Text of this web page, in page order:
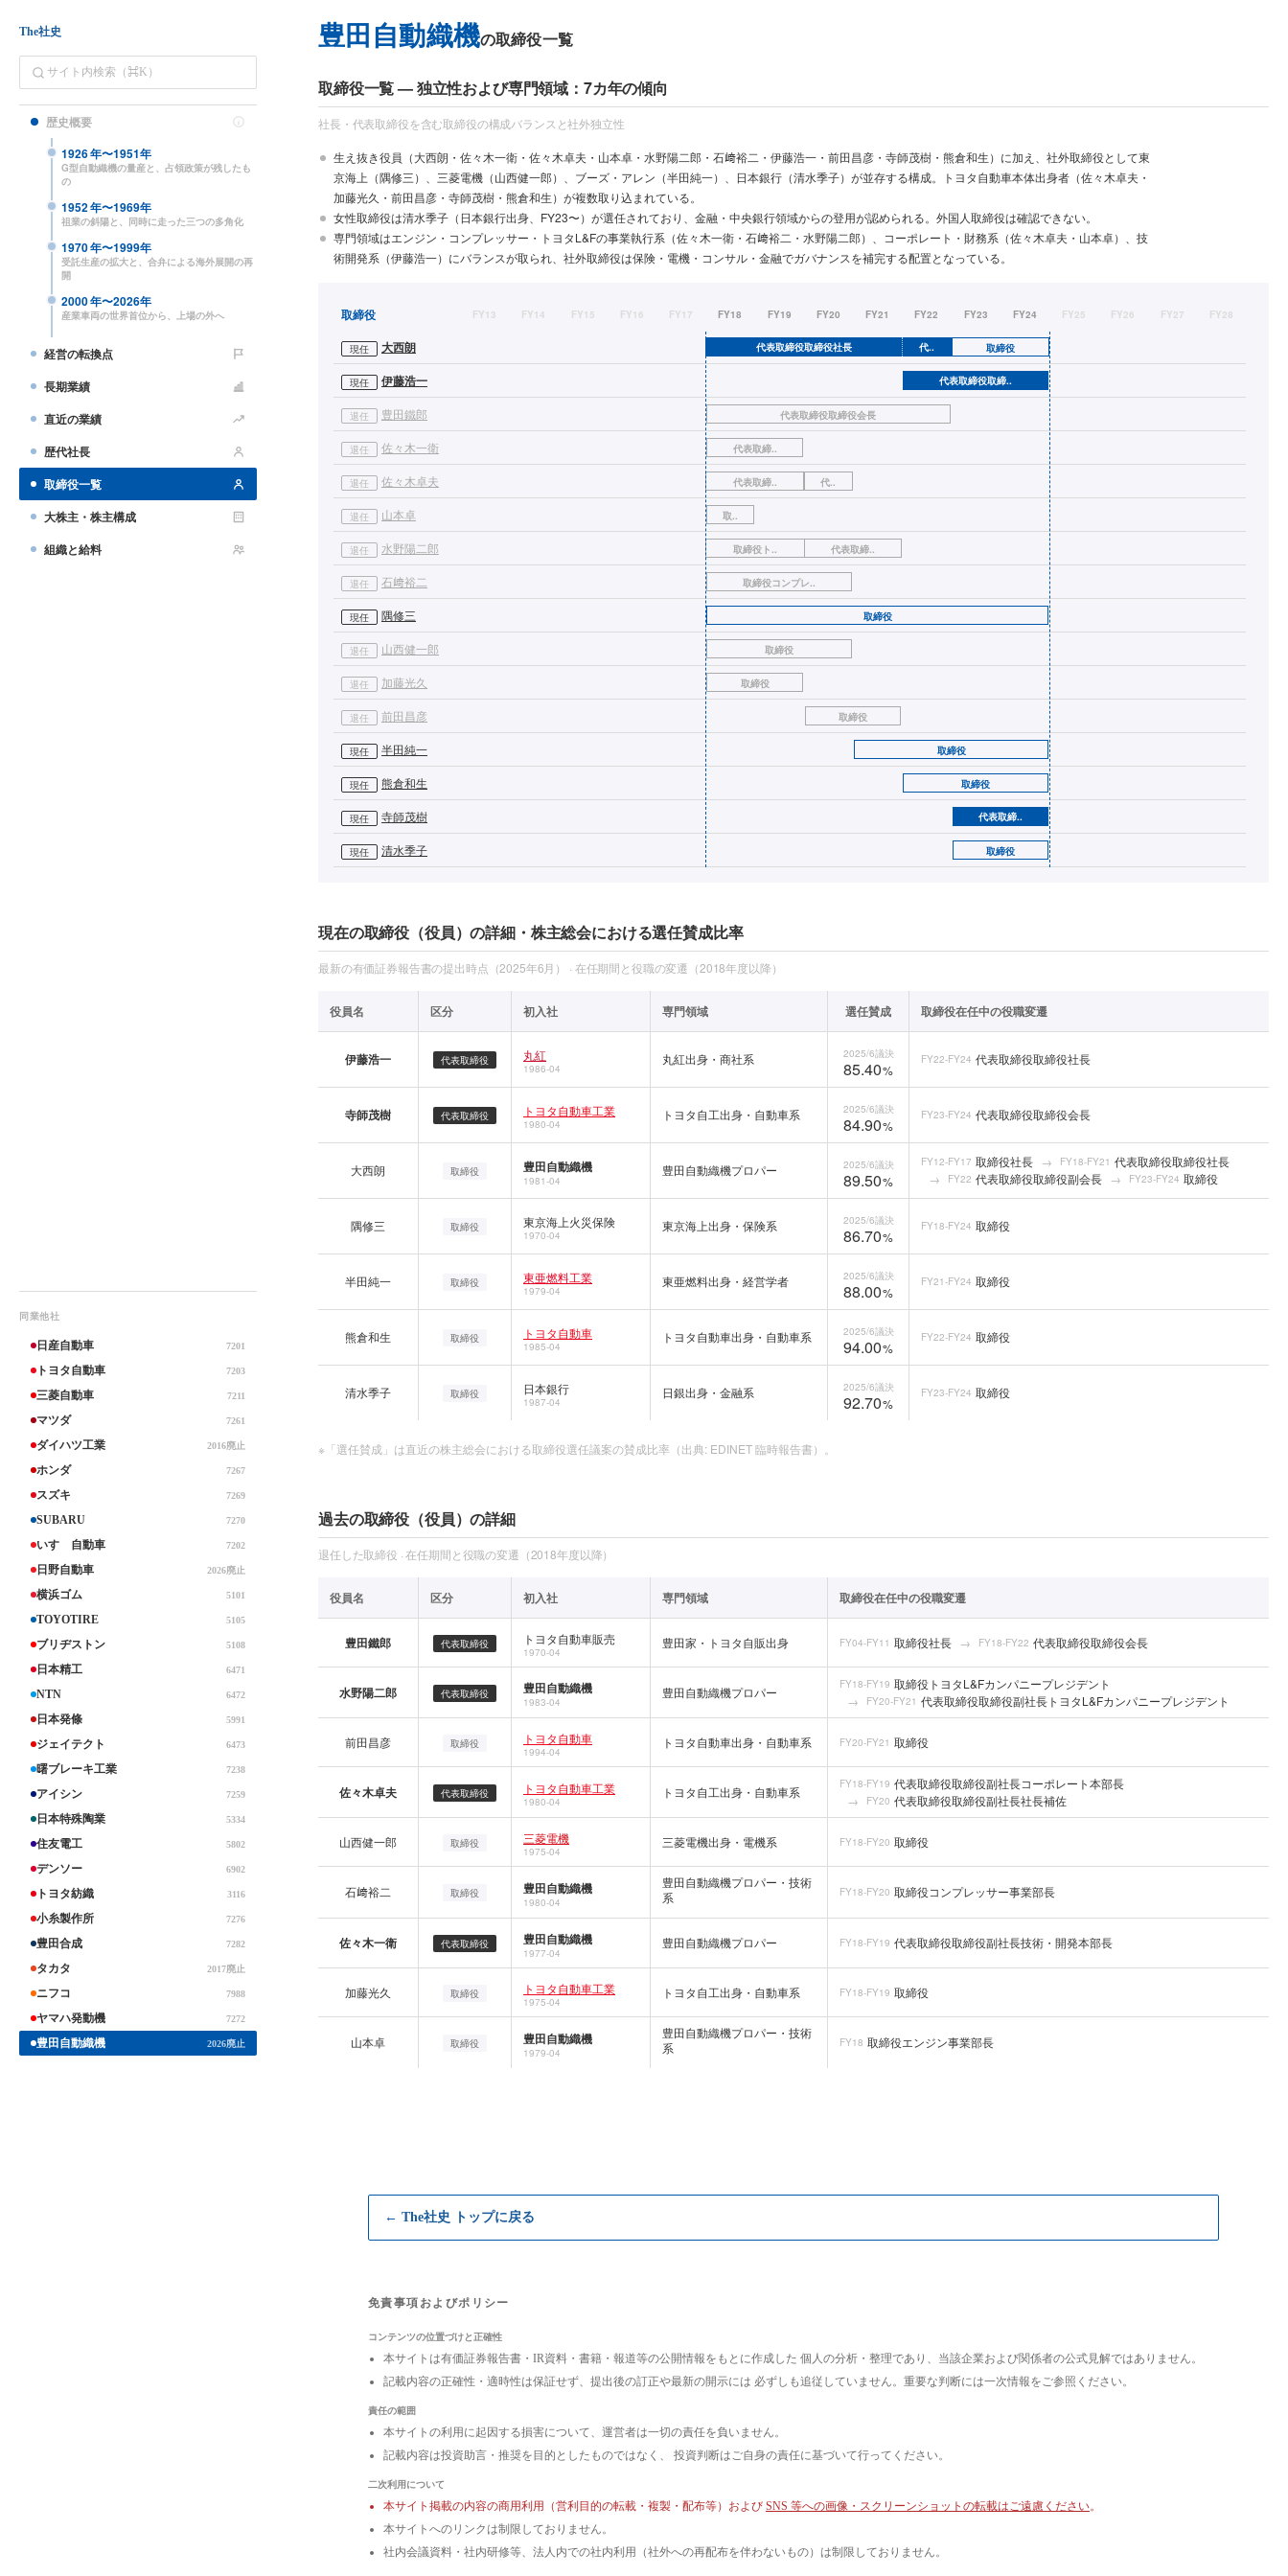
The社史
歴史概要
1926年〜1951年
G型自動織機の量産と、占領政策が残したも
の
1952年〜1969年
祖業の斜陽と、同時に走った三つの多角化
1970年〜1999年
受託生産の拡大と、合弁による海外展開の再
開
2000年〜2026年
産業車両の世界首位から、上場の外へ
経営の転換点
長期業績
直近の業績
歴代社長
取締役一覧
大株主・株主構成
組織と給料
同業他社
日産自動車 7201
トヨタ自動車 7203
三菱自動車 7211
マツダ 7261
ダイハツ工業 2016廃止
ホンダ 7267
スズキ 7269
SUBARU 7270
いすゞ自動車 7202
日野自動車 2026廃止
横浜ゴム 5101
TOYOTIRE 5105
ブリヂストン 5108
日本精工 6471
NTN 6472
日本発條 5991
ジェイテクト 6473
曙ブレーキ工業 7238
アイシン 7259
日本特殊陶業 5334
住友電工 5802
デンソー 6902
トヨタ紡織 3116
小糸製作所 7276
豊田合成 7282
タカタ 2017廃止
ニフコ 7988
ヤマハ発動機 7272
豊田自動織機 2026廃止
豊田自動織機の取締役一覧
取締役一覧 — 独立性および専門領域：7カ年の傾向
社長・代表取締役を含む取締役の構成バランスと社外独立性
生え抜き役員（大西朗・佐々木一衛・佐々木卓夫・山本卓・水野陽二郎・石﨑裕二・伊藤浩一・前田昌彦・寺師茂樹・熊倉和生）に加え、社外取締役として東
京海上（隅修三）、三菱電機（山西健一郎）、ブーズ・アレン（半田純一）、日本銀行（清水季子）が並存する構成。トヨタ自動車本体出身者（佐々木卓夫・
加藤光久・前田昌彦・寺師茂樹・熊倉和生）が複数取り込まれている。
女性取締役は清水季子（日本銀行出身、FY23〜）が選任されており、金融・中央銀行領域からの登用が認められる。外国人取締役は確認できない。
専門領域はエンジン・コンプレッサー・トヨタL&Fの事業執行系（佐々木一衛・石﨑裕二・水野陽二郎）、コーポレート・財務系（佐々木卓夫・山本卓）、技
術開発系（伊藤浩一）にバランスが取られ、社外取締役は保険・電機・コンサル・金融でガバナンスを補完する配置となっている。
取締役 FY13 FY14 FY15 FY16 FY17 FY18 FY19 FY20 FY21 FY22 FY23 FY24 FY25 FY26 FY27 FY28
現任 大西朗 代表取締役取締役社長 代.. 取締役
現任 伊藤浩一 代表取締役取締..
退任 豊田鐵郎 代表取締役取締役会長
退任 佐々木一衛 代表取締..
退任 佐々木卓夫 代表取締.. 代..
退任 山本卓 取..
退任 水野陽二郎 取締役ト.. 代表取締..
退任 石﨑裕二 取締役コンプレ..
現任 隅修三 取締役
退任 山西健一郎 取締役
退任 加藤光久 取締役
退任 前田昌彦 取締役
現任 半田純一 取締役
現任 熊倉和生 取締役
現任 寺師茂樹 代表取締..
現任 清水季子 取締役
現在の取締役（役員）の詳細・株主総会における選任賛成比率
最新の有価証券報告書の提出時点（2025年6月） · 在任期間と役職の変遷（2018年度以降）
役員名 区分 初入社 専門領域 選任賛成 取締役在任中の役職変遷
伊藤浩一 代表取締役 丸紅
1986-04
丸紅出身・商社系 2025/6議決
85.40%
FY22-FY24 代表取締役取締役社長
寺師茂樹 代表取締役 トヨタ自動車工業
1980-04
トヨタ自工出身・自動車系 2025/6議決
84.90%
FY23-FY24 代表取締役取締役会長
大西朗 取締役 豊田自動織機
1981-04
豊田自動織機プロパー 2025/6議決
89.50%
FY12-FY17 取締役社長 FY18-FY21 代表取締役取締役社長
FY22 代表取締役取締役副会長 FY23-FY24 取締役
隅修三 取締役 東京海上火災保険
1970-04
東京海上出身・保険系 2025/6議決
86.70%
FY18-FY24 取締役
半田純一 取締役 東亜燃料工業
1979-04
東亜燃料出身・経営学者 2025/6議決
88.00%
FY21-FY24 取締役
熊倉和生 取締役 トヨタ自動車
1985-04
トヨタ自動車出身・自動車系 2025/6議決
94.00%
FY22-FY24 取締役
清水季子 取締役 日本銀行
1987-04
日銀出身・金融系 2025/6議決
92.70%
FY23-FY24 取締役
※「選任賛成」は直近の株主総会における取締役選任議案の賛成比率（出典: EDINET 臨時報告書）。
過去の取締役（役員）の詳細
退任した取締役 · 在任期間と役職の変遷（2018年度以降）
役員名 区分 初入社 専門領域 取締役在任中の役職変遷
豊田鐵郎 代表取締役 トヨタ自動車販売
1970-04
豊田家・トヨタ自販出身 FY04-FY11 取締役社長 FY18-FY22 代表取締役取締役会長
水野陽二郎 代表取締役 豊田自動織機
1983-04
豊田自動織機プロパー
FY18-FY19 取締役トヨタL&Fカンパニープレジデント
FY20-FY21 代表取締役取締役副社長トヨタL&Fカンパニープレジデント
前田昌彦 取締役 トヨタ自動車
1994-04
トヨタ自動車出身・自動車系 FY20-FY21 取締役
佐々木卓夫 代表取締役 トヨタ自動車工業
1980-04
トヨタ自工出身・自動車系
FY18-FY19 代表取締役取締役副社長コーポレート本部長
FY20 代表取締役取締役副社長社長補佐
山西健一郎 取締役 三菱電機
1975-04
三菱電機出身・電機系 FY18-FY20 取締役
石﨑裕二 取締役 豊田自動織機
1980-04
豊田自動織機プロパー・技術
系
FY18-FY20 取締役コンプレッサー事業部長
佐々木一衛 代表取締役 豊田自動織機
1977-04
豊田自動織機プロパー FY18-FY19 代表取締役取締役副社長技術・開発本部長
加藤光久 取締役 トヨタ自動車工業
1975-04
トヨタ自工出身・自動車系 FY18-FY19 取締役
山本卓 取締役 豊田自動織機
1979-04
豊田自動織機プロパー・技術
系
FY18 取締役エンジン事業部長
← The社史 トップに戻る
免責事項およびポリシー
コンテンツの位置づけと正確性
本サイトは有価証券報告書・IR資料・書籍・報道等の公開情報をもとに作成した 個人の分析・整理であり、当該企業および関係者の公式見解ではありません。
記載内容の正確性・適時性は保証せず、提出後の訂正や最新の開示には 必ずしも追従していません。重要な判断には一次情報をご参照ください。
責任の範囲
本サイトの利用に起因する損害について、運営者は一切の責任を負いません。
記載内容は投資助言・推奨を目的としたものではなく、 投資判断はご自身の責任に基づいて行ってください。
二次利用について
本サイト掲載の内容の商用利用（営利目的の転載・複製・配布等）および SNS 等への画像・スクリーンショットの転載はご遠慮ください。
本サイトへのリンクは制限しておりません。
社内会議資料・社内研修等、法人内での社内利用（社外への再配布を伴わないもの）は制限しておりません。